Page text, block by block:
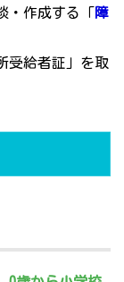
・作成する「障
受給者証」を取